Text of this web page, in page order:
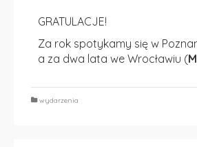
GRATULACJE!
Za rok spotykamy się w
a za dwa lata we Wrocławiu (
wydarzenia